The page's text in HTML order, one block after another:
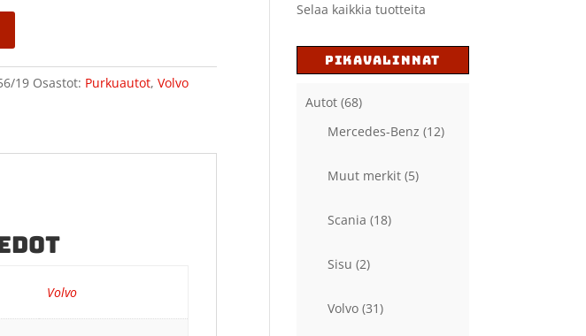
19 Osastot: Purkuautot,Volvo
Volvo
Selaa kaikkia tuotteita
PIKAVALINNAT
Autot (68)
Mercedes-Benz (12)
Muut merkit (5)
Scania (18)
Sisu (2)
Volvo (31)